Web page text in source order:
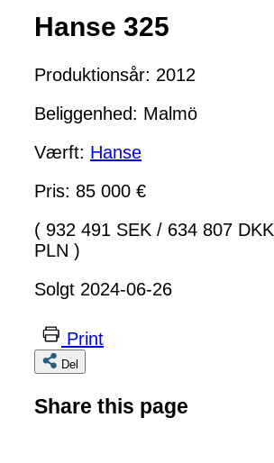
Hanse 325
Produktionsår: 2012
Beliggenhed: Malmö
Værft: Hanse
Pris: 85 000 €
( 932 491 SEK / 634 807 DKK
PLN )
Solgt 2024-06-26
Print
Del
Share this page